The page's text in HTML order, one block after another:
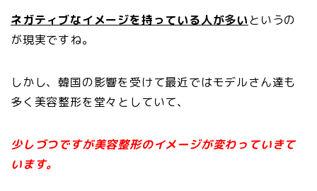
ネガティブなイメージを持っている人が多いというの
が現実ですね。
しかし、韓国の影響を受けて最近ではモデルさん達も
多く美容整形を堂々としていて、
少しづつですが美容整形のイメージが変わっていきて
います。